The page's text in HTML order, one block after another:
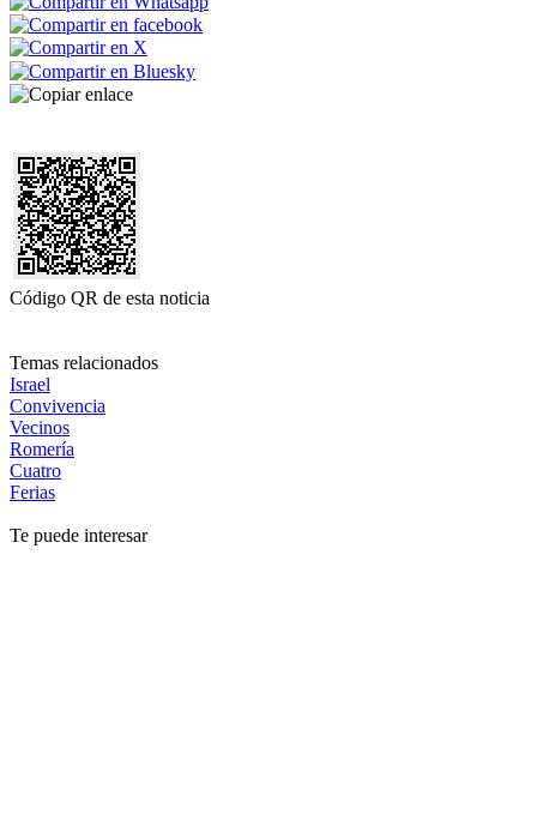
Código QR de esta noticia
Temas relacionados
Israel
Convivencia
Vecinos
Romería
Cuatro
Ferias
Te puede interesar